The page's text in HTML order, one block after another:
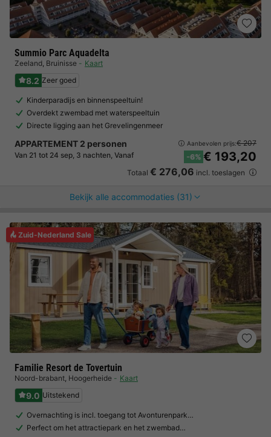
Summio Parc Aquadelta
Zeeland, Bruinisse Kaart
8.2 Zeer goed
Kinderparadijs en binnenspeeltuin!
Overdekt zwembad met waterspeeltuin
Directe ligging aan het Grevelingenmeer
APPARTEMENT 2 personen
Van 21 tot 24 sep, 3 nachten, Vanaf
Aanbevolen prijs:€ 207
-6% € 193,20
Totaal € 276,06 incl. toeslagen
Bekijk alle accommodaties (31)
Zuid-Nederland Sale
Familie Resort de Tovertuin
Noord-brabant, Hoogerheide Kaart
9.0 Uitstekend
Overnachting is incl. toegang tot Avonturenpark…
Perfect om het attractiepark en het zwembad…